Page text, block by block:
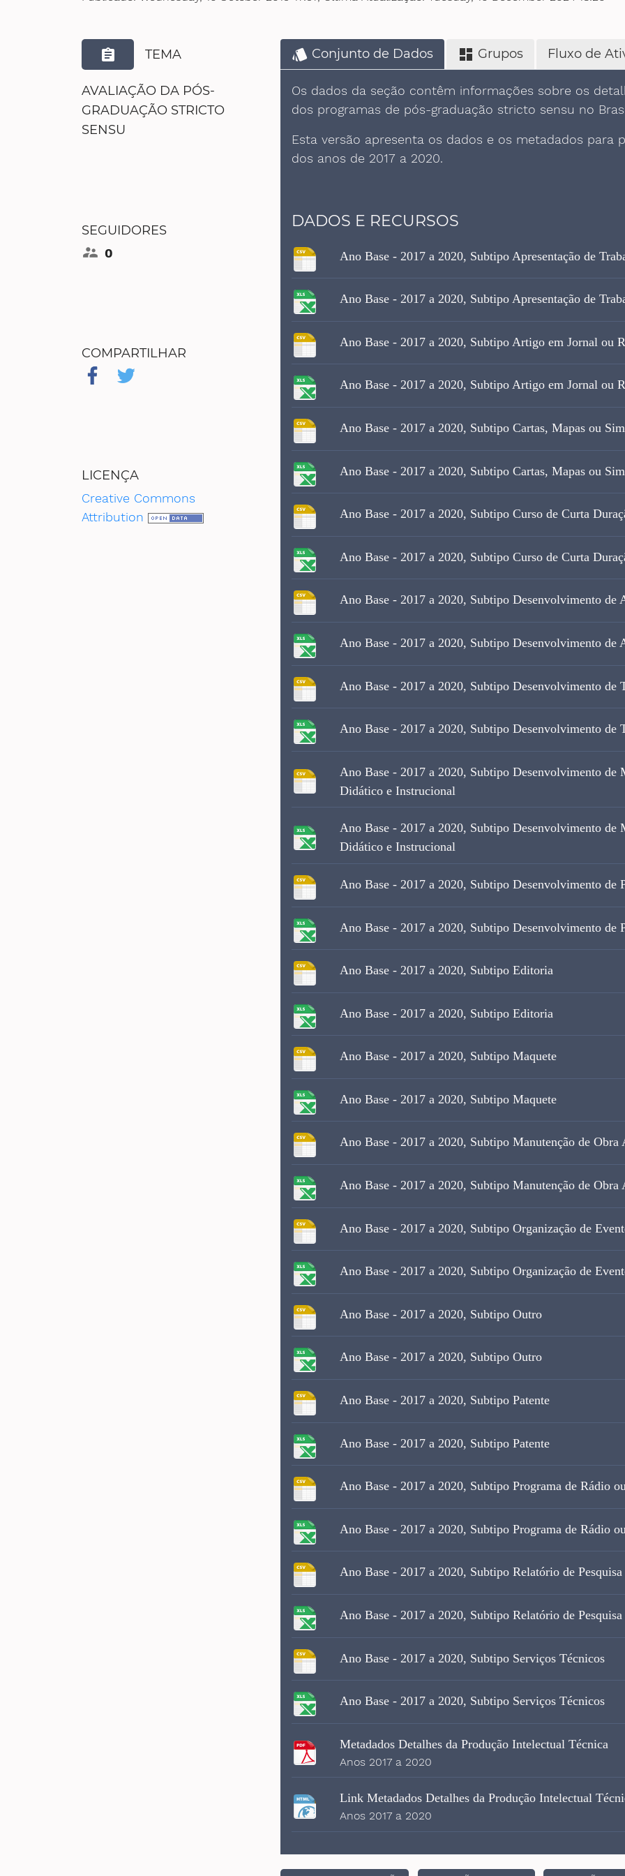
assignment TEMA
AVALIAÇÃO DA PÓS-
GRADUAÇÃO STRICTO
SENSU
SEGUIDORES
supervisor_account 0
COMPARTILHAR
LICENÇA
Creative Commons
Attribution
style Conjunto de Dados dashboard Grupos Fluxo de
Os dados da seção contêm informações sobre os
dos programas de pós-graduação stricto sensu no
Esta versão apresenta os dados e os metadados para
dos anos de 2017 a 2020.
DADOS E RECURSOS
Ano Base - 2017 a 2020, Subtipo Apresentação de
Ano Base - 2017 a 2020, Subtipo Apresentação de
Ano Base - 2017 a 2020, Subtipo Artigo em Jornal ou
Ano Base - 2017 a 2020, Subtipo Artigo em Jornal ou
Ano Base - 2017 a 2020, Subtipo Cartas, Mapas ou
Ano Base - 2017 a 2020, Subtipo Cartas, Mapas ou
Ano Base - 2017 a 2020, Subtipo Curso de Curta
Ano Base - 2017 a 2020, Subtipo Curso de Curta
Ano Base - 2017 a 2020, Subtipo Desenvolvimento de
Ano Base - 2017 a 2020, Subtipo Desenvolvimento de
Ano Base - 2017 a 2020, Subtipo Desenvolvimento de
Ano Base - 2017 a 2020, Subtipo Desenvolvimento de
Ano Base - 2017 a 2020, Subtipo Desenvolvimento de
Didático e Instrucional
Ano Base - 2017 a 2020, Subtipo Desenvolvimento de
Didático e Instrucional
Ano Base - 2017 a 2020, Subtipo Desenvolvimento de
Ano Base - 2017 a 2020, Subtipo Desenvolvimento de
Ano Base - 2017 a 2020, Subtipo Editoria
Ano Base - 2017 a 2020, Subtipo Editoria
Ano Base - 2017 a 2020, Subtipo Maquete
Ano Base - 2017 a 2020, Subtipo Maquete
Ano Base - 2017 a 2020, Subtipo Manutenção de Obra
Ano Base - 2017 a 2020, Subtipo Manutenção de Obra
Ano Base - 2017 a 2020, Subtipo Organização de
Ano Base - 2017 a 2020, Subtipo Organização de
Ano Base - 2017 a 2020, Subtipo Outro
Ano Base - 2017 a 2020, Subtipo Outro
Ano Base - 2017 a 2020, Subtipo Patente
Ano Base - 2017 a 2020, Subtipo Patente
Ano Base - 2017 a 2020, Subtipo Programa de Rádio
Ano Base - 2017 a 2020, Subtipo Programa de Rádio
Ano Base - 2017 a 2020, Subtipo Relatório de Pesquisa
Ano Base - 2017 a 2020, Subtipo Relatório de Pesquisa
Ano Base - 2017 a 2020, Subtipo Serviços Técnicos
Ano Base - 2017 a 2020, Subtipo Serviços Técnicos
Metadados Detalhes da Produção Intelectual Técnica
Anos 2017 a 2020
Link Metadados Detalhes da Produção Intelectual
Anos 2017 a 2020